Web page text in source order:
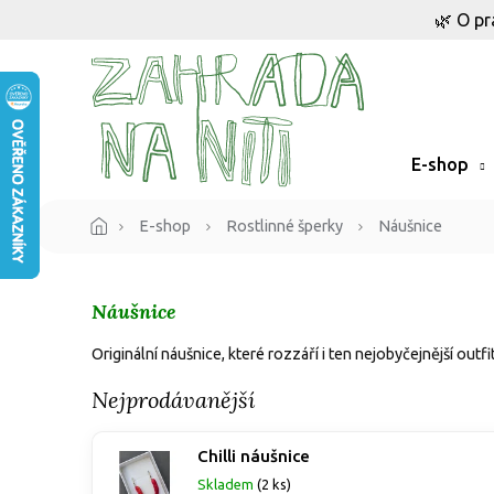
🌿 O
E-shop
E-shop Rostlinné šperky Náušnice
Náušnice
Originální náušnice, které rozzáří i ten nejobyčejnější
Nejprodávanější
Chilli náušnice
Skladem (2 ks)